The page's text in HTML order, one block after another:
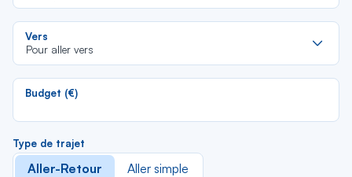
Vers
Pour aller vers
Budget (€)
Type de trajet
Aller-Retour Aller simple